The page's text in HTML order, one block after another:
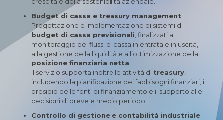
crescita e della sostenibilità aziendale.
Budget di cassa e treasury management
Progettazione e implementazione di sistemi di
budget di cassa previsionali, finalizzati al
monitoraggio dei flussi di cassa in entrata e in uscita,
alla gestione della liquidità e all’ottimizzazione della
posizione finanziaria netta.
Il servizio supporta inoltre le attività di treasury,
includendo la pianificazione dei fabbisogni finanziari, il
presidio delle fonti di finanziamento e il supporto alle
decisioni di breve e medio periodo.
Controllo di gestione e contabilità industriale